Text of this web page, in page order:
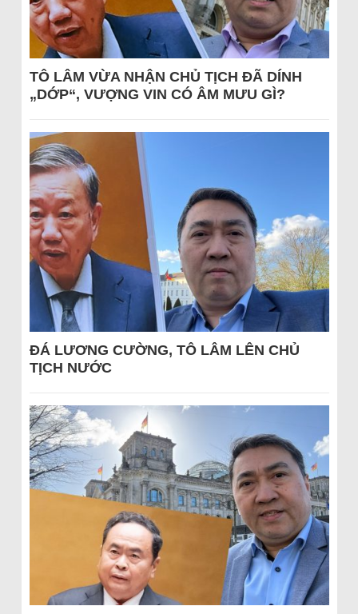
TÔ LÂM VỪA NHẬN CHỦ TỊCH ĐÃ DÍNH
„DỚP“, VƯỢNG VIN CÓ ÂM MƯU GÌ?
ĐÁ LƯƠNG CƯỜNG, TÔ LÂM LÊN CHỦ
TỊCH NƯỚC